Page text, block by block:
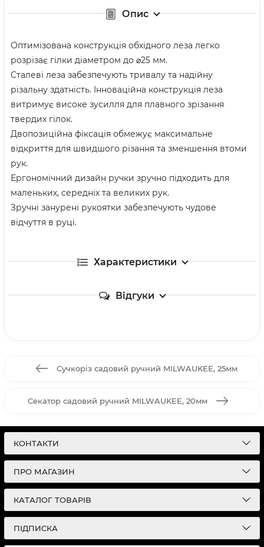
Опис
Оптимізована конструкція обхідного леза легко
розрізає гілки діаметром до ⌀25 мм.
Сталеві леза забезпечують тривалу та надійну
різальну здатність. Інноваційна конструкція леза
витримує високе зусилля для плавного зрізання
твердих гілок.
Двопозиційна фіксація обмежує максимальне
відкриття для швидшого різання та зменшення втоми
рук.
Ергономічний дизайн ручки зручно підходить для
маленьких, середніх та великих рук.
Зручні занурені рукоятки забезпечують чудове
відчуття в руці.
Характеристики
Відгуки
Сучкоріз садовий ручний MILWAUKEE, 25мм
Секатор садовий ручний MILWAUKEE, 20мм
КОНТАКТИ
ПРО МАГАЗИН
КАТАЛОГ ТОВАРІВ
ПІДПИСКА